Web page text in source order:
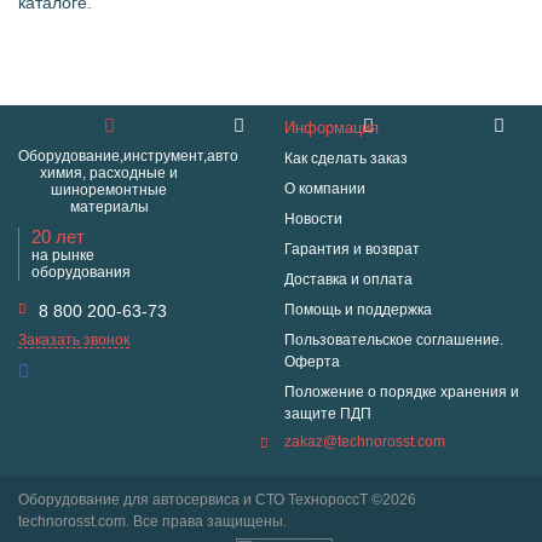
Оборудование,инструмент,авто
химия, расходные и
шиноремонтные
материалы
20 лет
на рынке
оборудования
8 800 200-63-73
Заказать звонок
Информация
Как сделать заказ
О компании
Новости
Гарантия и возврат
Доставка и оплата
Помощь и поддержка
Пользовательское соглашение.
Оферта
Положение о порядке хранения и
защите ПДП
zakaz@technorosst.com
Оборудование для автосервиса и СТО ТехнороссТ ©2026
technorosst.com. Все права защищены.